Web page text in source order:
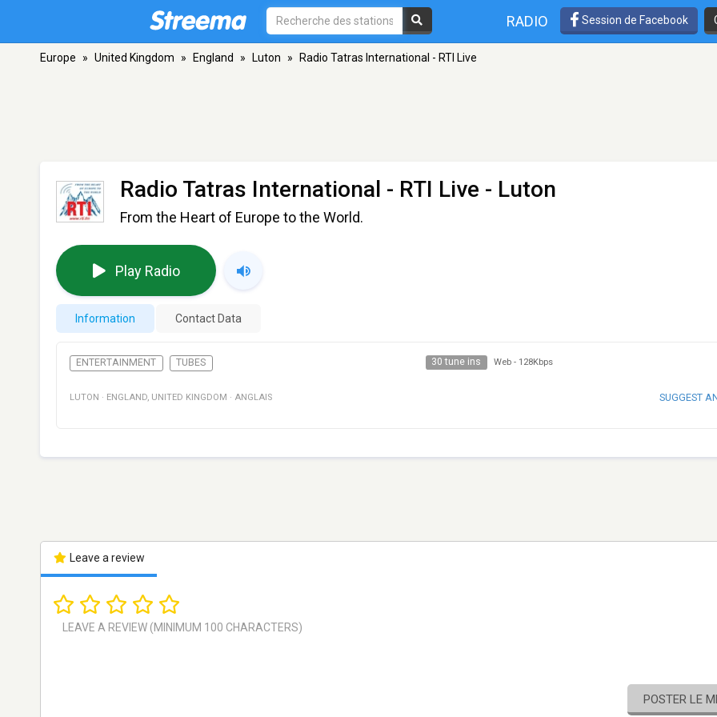
RADIO Session de Facebook
Europe » United Kingdom » England » Luton » Radio Tatras International - RTI Live
Radio Tatras International - RTI Live - Luton
From the Heart of Europe to the World.
Play Radio
Information Contact Data
ENTERTAINMENT TUBES 30 tune ins Web - 128Kbps
LUTON · ENGLAND, UNITED KINGDOM · ANGLAIS SUGGEST
Leave a review
POSTER LE